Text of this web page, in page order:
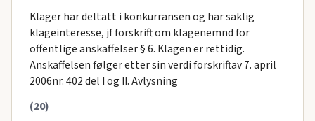
Klager har deltatt i konkurransen og har saklig
klageinteresse, jf forskrift om klagenemnd for
offentlige anskaffelser § 6. Klagen er rettidig.
Anskaffelsen følger etter sin verdi forskriftav 7. april
2006nr. 402 del I og II. Avlysning
(20)